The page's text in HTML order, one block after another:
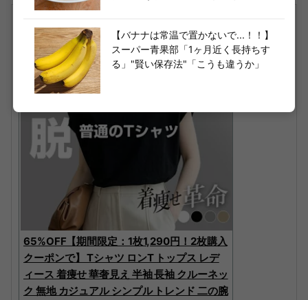
65%OFF【期間限定：1枚1,290円！2枚購入
クーポンで】 Tシャツ ロンT トップス レデ
ィース 着痩せ 華奢見え 半袖 長袖 クルーネッ
ク 無地 カジュアル シンプル トレンド 二の腕
【バナナは常温で置かないで...！！】
スーパー青果部「1ヶ月近く長持ちす
る」"賢い保存法"「こうも違うか」